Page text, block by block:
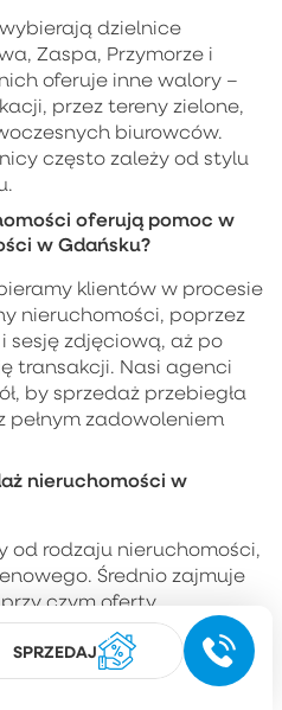
dzielnice
Zaspa, Przymorze i
oferuje inne walory –
przez tereny zielone,
biurowców.
często zależy od stylu
oferują pomoc w
w Gdańsku?
klientów w procesie
nieruchomości, poprzez
sesję zdjęciową, aż po
transakcji. Nasi agenci
by sprzedaż przebiegła
pełnym zadowoleniem
nieruchomości w
od rodzaju nieruchomości,
Średnio zajmuje
czym oferty
i promowane przez
znajdują nabywców w
SPRZEDAJ